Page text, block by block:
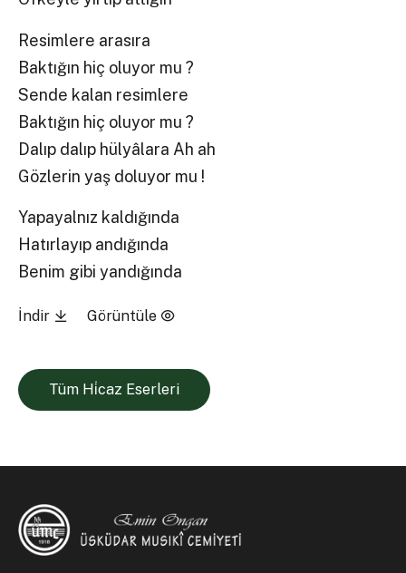
Resimlere arasıra
Baktığın hiç oluyor mu ?
Sende kalan resimlere
Baktığın hiç oluyor mu ?
Dalıp dalıp hülyâlara Ah ah
Gözlerin yaş doluyor mu !
Yapayalnız kaldığında
Hatırlayıp andığında
Benim gibi yandığında
İndir Görüntüle
Tüm Hi̇caz Eserleri